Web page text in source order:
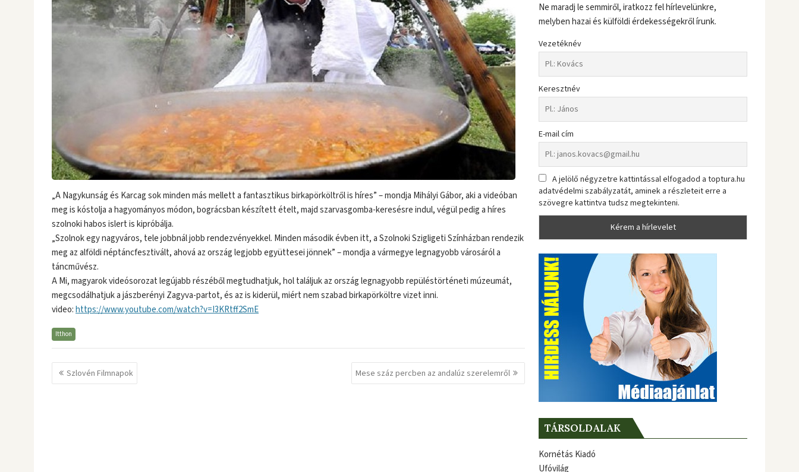
„A Nagykunság és Karcag sok minden más mellett a fantasztikus birkapörköltről is híres” – mondja Mihályi Gábor, aki a videóban
meg is kóstolja a hagyományos módon, bográcsban készített ételt, majd szarvasgomba-keresésre indul, végül pedig a híres
szolnoki habos islert is kipróbálja.
„Szolnok egy nagyváros, tele jobbnál jobb rendezvényekkel. Minden második évben itt, a Szolnoki Szigligeti Színházban rendezik
meg az alföldi néptáncfesztivált, ahová az ország legjobb együttesei jönnek” – mondja a vármegye legnagyobb városáról a
táncművész.
A Mi, magyarok videósorozat legújabb részéből megtudhatjuk, hol találjuk az ország legnagyobb repüléstörténeti múzeumát,
megcsodálhatjuk a jászberényi Zagyva-partot, és az is kiderül, miért nem szabad birkapörköltre vizet inni.
video:https://www.youtube.com/watch?v=I3KRtff2SmE
Itthon
Bejegyzés
navigáció
Szlovén Filmnapok Mese száz percben az andalúz szerelemről
Ne maradj le semmiről, iratkozz fel hírlevelünkre,
melyben hazai és külföldi érdekességekről írunk.
Vezetéknév
Keresztnév
E-mail cím
A jelölő négyzetre kattintással elfogadod a toptura.hu
adatvédelmi szabályzatát, aminek a részleteit erre a
szövegre kattintva tudsz megtekinteni.
TÁRSOLDALAK
Kornétás Kiadó
Ufóvilág